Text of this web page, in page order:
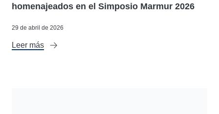
homenajeados en el Simposio Marmur 2026
29 de abril de 2026
Leer más